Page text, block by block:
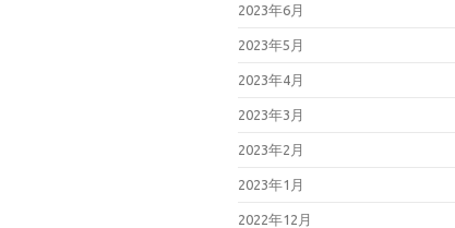
2023年6月
2023年5月
2023年4月
2023年3月
2023年2月
2023年1月
2022年12月